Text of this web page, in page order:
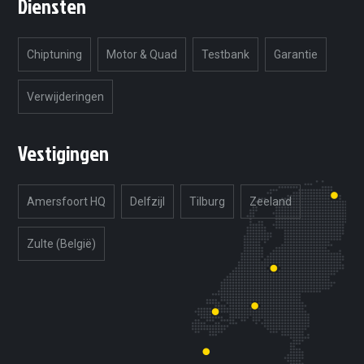
Diensten
Chiptuning Motor & Quad Testbank Garantie
Verwijderingen
Vestigingen
Amersfoort HQ Delfzijl Tilburg Zeeland
Zulte (België)